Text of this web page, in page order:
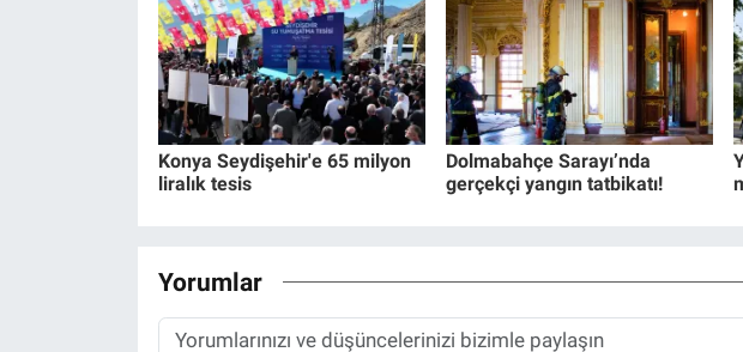
Konya Seydişehir'e 65 milyon
liralık tesis
Dolmabahçe Sarayı’nda
gerçekçi yangın tatbikatı!
Yorumlar